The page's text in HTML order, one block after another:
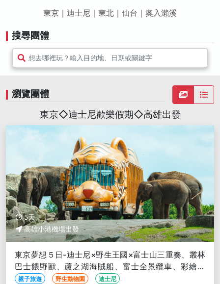
東京｜迪士尼｜東北｜仙台｜奧入瀨溪
搜尋團體
想去哪裡玩？輸入目的地、日期或關鍵字
瀏覽團體
東京◇迪士尼歡樂假期◇高雄出發
5天
高雄小港機場出發
東京夢想５日-迪士尼×野生王國×富士山三重奏、叢林
巴士餵野獸、蘆之湖海賊船、富士全景纜車、彩繪杯
麵-高雄出發
親子旅遊 野生動物園 迪士尼